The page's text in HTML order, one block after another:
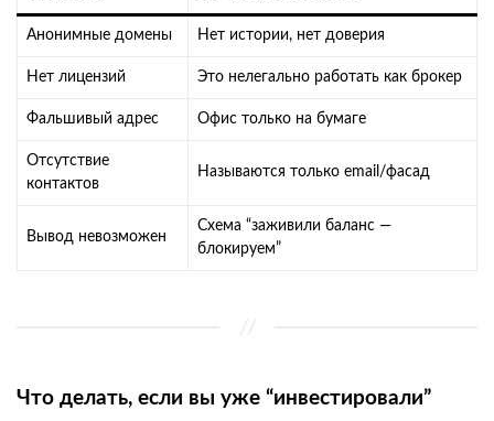
Анонимные домены Нет истории, нет доверия
Нет лицензий Это нелегально работать как брокер
Фальшивый адрес Офис только на бумаге
Отсутствие
контактов
Называются только email/фасад
Вывод невозможен
Схема “заживили баланс —
блокируем”
Что делать, если вы уже “инвестировали”